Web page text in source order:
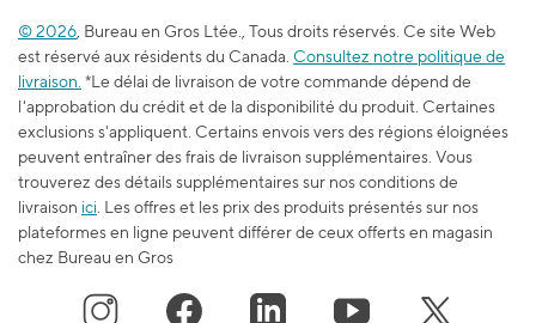
Blogue du travail et de l’apprentissage
Durabilité
© 2026 , Bureau en Gros Ltée., Tous droits réservés. Ce site Web
est réservé aux résidents du Canada. Consultez notre politique de
livraison. *Le délai de livraison de votre commande dépend de
l'approbation du crédit et de la disponibilité du produit. Certaines
exclusions s'appliquent. Certains envois vers des régions éloignées
peuvent entraîner des frais de livraison supplémentaires. Vous
trouverez des détails supplémentaires sur nos conditions de
livraison ici . Les offres et les prix des produits présentés sur nos
plateformes en ligne peuvent différer de ceux offerts en magasin
chez Bureau en Gros